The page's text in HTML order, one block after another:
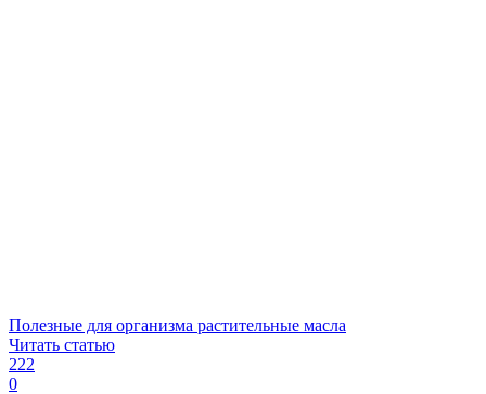
Полезные для организма растительные масла
Читать статью
222
0